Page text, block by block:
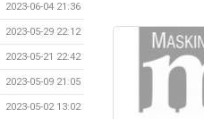
2023-06-04 21:36
2023-05-29 22:12
2023-05-21 22:42
2023-05-09 21:05
2023-05-02 13:02